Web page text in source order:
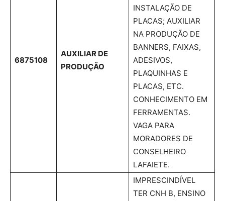
6875108
AUXILIAR DE
PRODUÇÃO
INSTALAÇÃO DE
PLACAS; AUXILIAR
NA PRODUÇÃO DE
BANNERS, FAIXAS,
ADESIVOS,
PLAQUINHAS E
PLACAS, ETC.
CONHECIMENTO EM
FERRAMENTAS.
VAGA PARA
MORADORES DE
CONSELHEIRO
LAFAIETE.
IMPRESCINDÍVEL
TER CNH B, ENSINO